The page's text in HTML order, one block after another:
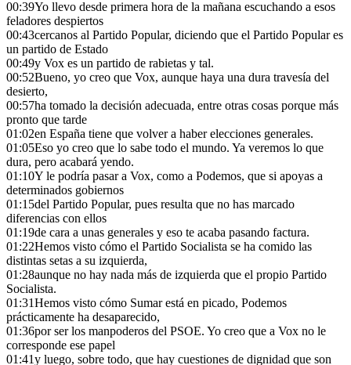
00:39Yo llevo desde primera hora de la mañana escuchando a esos
feladores despiertos
00:43cercanos al Partido Popular, diciendo que el Partido Popular es
un partido de Estado
00:49y Vox es un partido de rabietas y tal.
00:52Bueno, yo creo que Vox, aunque haya una dura travesía del
desierto,
00:57ha tomado la decisión adecuada, entre otras cosas porque más
pronto que tarde
01:02en España tiene que volver a haber elecciones generales.
01:05Eso yo creo que lo sabe todo el mundo. Ya veremos lo que
dura, pero acabará yendo.
01:10Y le podría pasar a Vox, como a Podemos, que si apoyas a
determinados gobiernos
01:15del Partido Popular, pues resulta que no has marcado
diferencias con ellos
01:19de cara a unas generales y eso te acaba pasando factura.
01:22Hemos visto cómo el Partido Socialista se ha comido las
distintas setas a su izquierda,
01:28aunque no hay nada más de izquierda que el propio Partido
Socialista.
01:31Hemos visto cómo Sumar está en picado, Podemos
prácticamente ha desaparecido,
01:36por ser los manpoderos del PSOE. Yo creo que a Vox no le
corresponde ese papel
01:41y luego, sobre todo, que hay cuestiones de dignidad que son